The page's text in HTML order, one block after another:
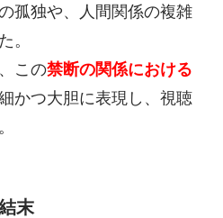
孤独や、人間関係の複雑
。
この禁断の関係における
かつ大胆に表現し、視聴
末